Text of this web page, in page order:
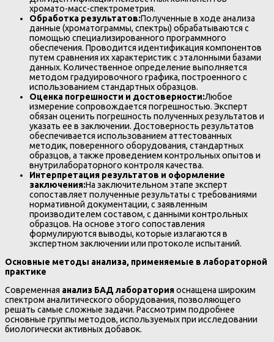
хромато-масс-спектрометрия.
Обработка результатов:Полученные в ходе анализа
данные (хроматограммы, спектры) обрабатываются с
помощью специализированного программного
обеспечения. Проводится идентификация компонентов
путем сравнения их характеристик с эталонными базами
данных. Количественное определение выполняется
методом градуировочного графика, построенного с
использованием стандартных образцов.
Оценка погрешности и достоверности:Любое
измерение сопровождается погрешностью. Эксперт
обязан оценить погрешность полученных результатов и
указать ее в заключении. Достоверность результатов
обеспечивается использованием аттестованных
методик, поверенного оборудования, стандартных
образцов, а также проведением контрольных опытов и
внутрилабораторного контроля качества.
Интерпретация результатов и оформление
заключения:На заключительном этапе эксперт
сопоставляет полученные результаты с требованиями
нормативной документации, с заявленным
производителем составом, с данными контрольных
образцов. На основе этого сопоставления
формулируются выводы, которые излагаются в
экспертном заключении или протоколе испытаний.
Основные методы анализа, применяемые в лабораторной
практике
Современная анализ БАД лабораторияоснащена широким
спектром аналитического оборудования, позволяющего
решать самые сложные задачи. Рассмотрим подробнее
основные группы методов, используемых при исследовании
биологически активных добавок.